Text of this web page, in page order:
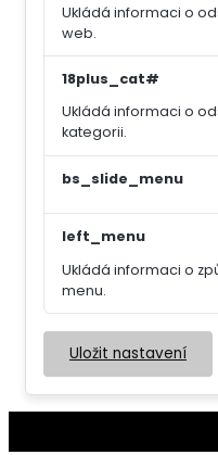
Ukládá informaci o
web.
18plus_cat#
Ukládá informaci o
kategorii.
bs_slide_menu
left_menu
Ukládá informaci o
menu.
Uložit nastavení